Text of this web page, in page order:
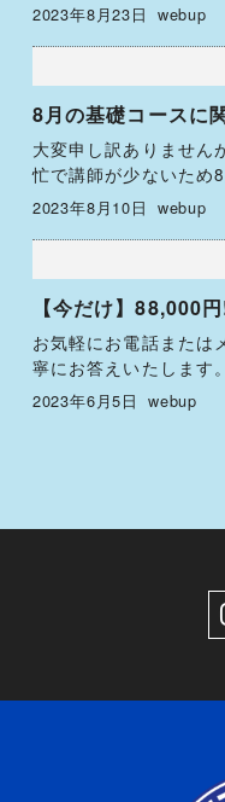
2023年8月23日 webup
8月の基礎コースに
大変申し訳ありません
忙で講師が少ないため
2023年8月10日 webup
【今だけ】88,000
お気軽にお電話または
寧にお答えいたしま
2023年6月5日 webup